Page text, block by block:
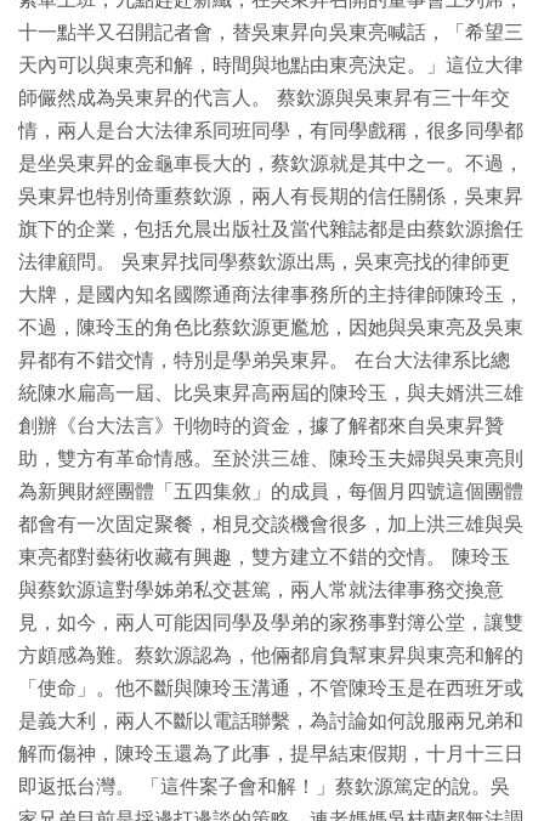
十一點半又召開記者會，替吳東昇向吳東亮喊話，「希望三
天內可以與東亮和解，時間與地點由東亮決定。」這位大律
師儼然成為吳東昇的代言人。 蔡欽源與吳東昇有三十年交
情，兩人是台大法律系同班同學，有同學戲稱，很多同學都
是坐吳東昇的金龜車長大的，蔡欽源就是其中之一。不過，
吳東昇也特別倚重蔡欽源，兩人有長期的信任關係，吳東昇
旗下的企業，包括允晨出版社及當代雜誌都是由蔡欽源擔任
法律顧問。 吳東昇找同學蔡欽源出馬，吳東亮找的律師更
大牌，是國內知名國際通商法律事務所的主持律師陳玲玉，
不過，陳玲玉的角色比蔡欽源更尷尬，因她與吳東亮及吳東
昇都有不錯交情，特別是學弟吳東昇。 在台大法律系比總
統陳水扁高一屆、比吳東昇高兩屆的陳玲玉，與夫婿洪三雄
創辦《台大法言》刊物時的資金，據了解都來自吳東昇贊
助，雙方有革命情感。至於洪三雄、陳玲玉夫婦與吳東亮則
為新興財經團體「五四集敘」的成員，每個月四號這個團體
都會有一次固定聚餐，相見交談機會很多，加上洪三雄與吳
東亮都對藝術收藏有興趣，雙方建立不錯的交情。 陳玲玉
與蔡欽源這對學姊弟私交甚篤，兩人常就法律事務交換意
見，如今，兩人可能因同學及學弟的家務事對簿公堂，讓雙
方頗感為難。蔡欽源認為，他倆都肩負幫東昇與東亮和解的
「使命」。他不斷與陳玲玉溝通，不管陳玲玉是在西班牙或
是義大利，兩人不斷以電話聯繫，為討論如何說服兩兄弟和
解而傷神，陳玲玉還為了此事，提早結束假期，十月十三日
即返抵台灣。 「這件案子會和解！」蔡欽源篤定的說。吳